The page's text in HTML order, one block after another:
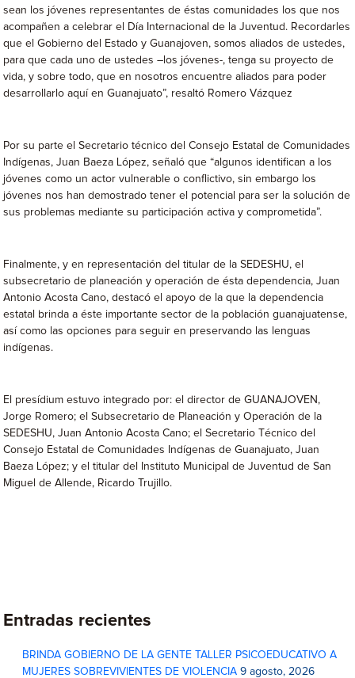
sean los jóvenes representantes de éstas comunidades los que nos
acompañen a celebrar el Día Internacional de la Juventud. Recordarles
que el Gobierno del Estado y Guanajoven, somos aliados de ustedes,
para que cada uno de ustedes –los jóvenes-, tenga su proyecto de
vida, y sobre todo, que en nosotros encuentre aliados para poder
desarrollarlo aquí en Guanajuato”, resaltó Romero Vázquez
Por su parte el Secretario técnico del Consejo Estatal de Comunidades
Indígenas, Juan Baeza López, señaló que “algunos identifican a los
jóvenes como un actor vulnerable o conflictivo, sin embargo los
jóvenes nos han demostrado tener el potencial para ser la solución de
sus problemas mediante su participación activa y comprometida”.
Finalmente, y en representación del titular de la SEDESHU, el
subsecretario de planeación y operación de ésta dependencia, Juan
Antonio Acosta Cano, destacó el apoyo de la que la dependencia
estatal brinda a éste importante sector de la población guanajuatense,
así como las opciones para seguir en preservando las lenguas
indígenas.
El presídium estuvo integrado por: el director de GUANAJOVEN,
Jorge Romero; el Subsecretario de Planeación y Operación de la
SEDESHU, Juan Antonio Acosta Cano; el Secretario Técnico del
Consejo Estatal de Comunidades Indígenas de Guanajuato, Juan
Baeza López; y el titular del Instituto Municipal de Juventud de San
Miguel de Allende, Ricardo Trujillo.
Entradas recientes
BRINDA GOBIERNO DE LA GENTE TALLER PSICOEDUCATIVO A
MUJERES SOBREVIVIENTES DE VIOLENCIA 9 agosto, 2026